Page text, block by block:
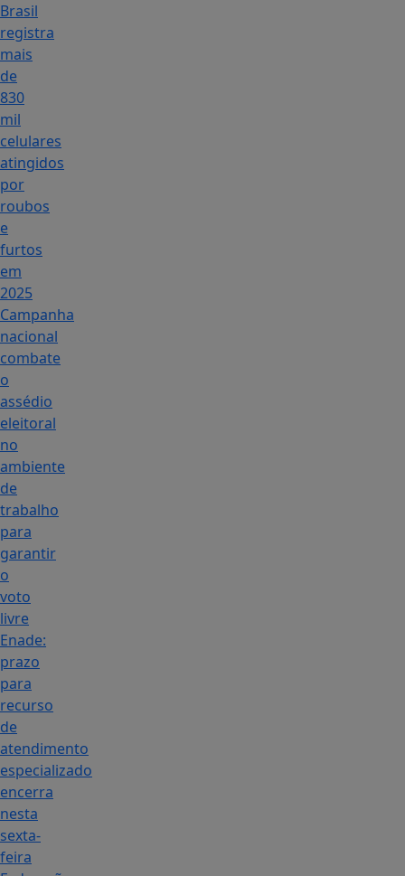
Brasil
registra
mais
de
830
mil
celulares
atingidos
por
roubos
e
furtos
em
2025
Campanha
nacional
combate
o
assédio
eleitoral
no
ambiente
de
trabalho
para
garantir
o
voto
livre
Enade:
prazo
para
recurso
de
atendimento
especializado
encerra
nesta
sexta-
feira